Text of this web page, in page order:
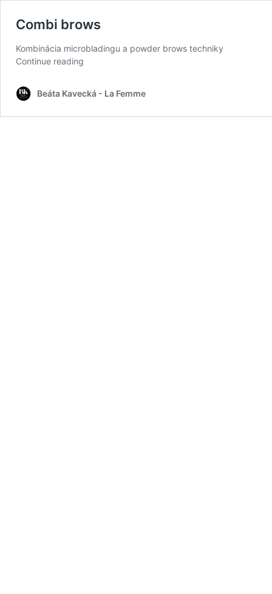
Combi brows
Kombinácia microbladingu a powder brows techniky
Continue reading
Beáta Kavecká - La Femme